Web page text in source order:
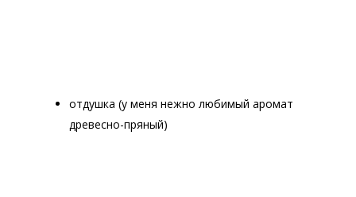
отдушка (у меня нежно любимый аромат
древесно-пряный)